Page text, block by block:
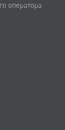
оператора